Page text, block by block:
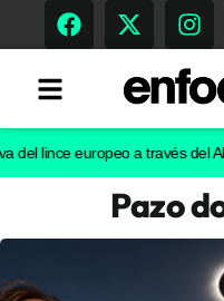
europeo a través del ADN
Pazo